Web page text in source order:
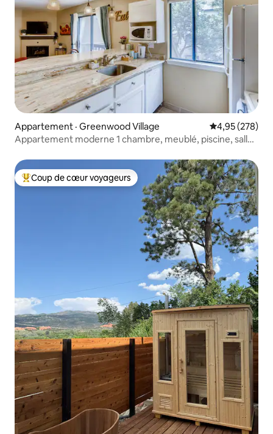
Appartement · Greenwood Village Note
4,95 (278)
Appartement moderne 1 chambre, meublé, piscine, salle
Coup de cœur voyageurs parmi les plus aimés
Coup de cœur voyageurs